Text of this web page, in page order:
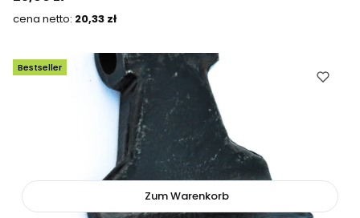
Preis
20,33 zł
Bestseller
Zum Warenkorb